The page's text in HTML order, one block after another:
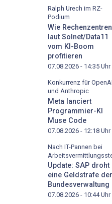
Ralph Urech im RZ-
Podium
Wie Rechenzentren
laut Solnet/Data11
vom KI-Boom
profitieren
07.08.2026 - 14:35 Uhr
Konkurrenz für OpenAI
und Anthropic
Meta lanciert
Programmier-KI
Muse Code
07.08.2026 - 12:18 Uhr
Nach IT-Pannen bei
Update: SAP droht
eine Geldstrafe der
Bundesverwaltung
07.08.2026 - 10:44Uhr